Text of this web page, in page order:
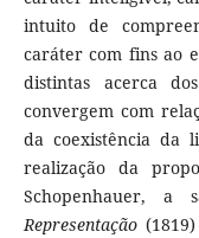
intuito de
caráter com fins ao
distintas acerca
convergem com
da coexistência da
realização da
Schopenhauer, a
Representação